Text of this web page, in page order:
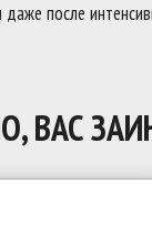
после
ВАС